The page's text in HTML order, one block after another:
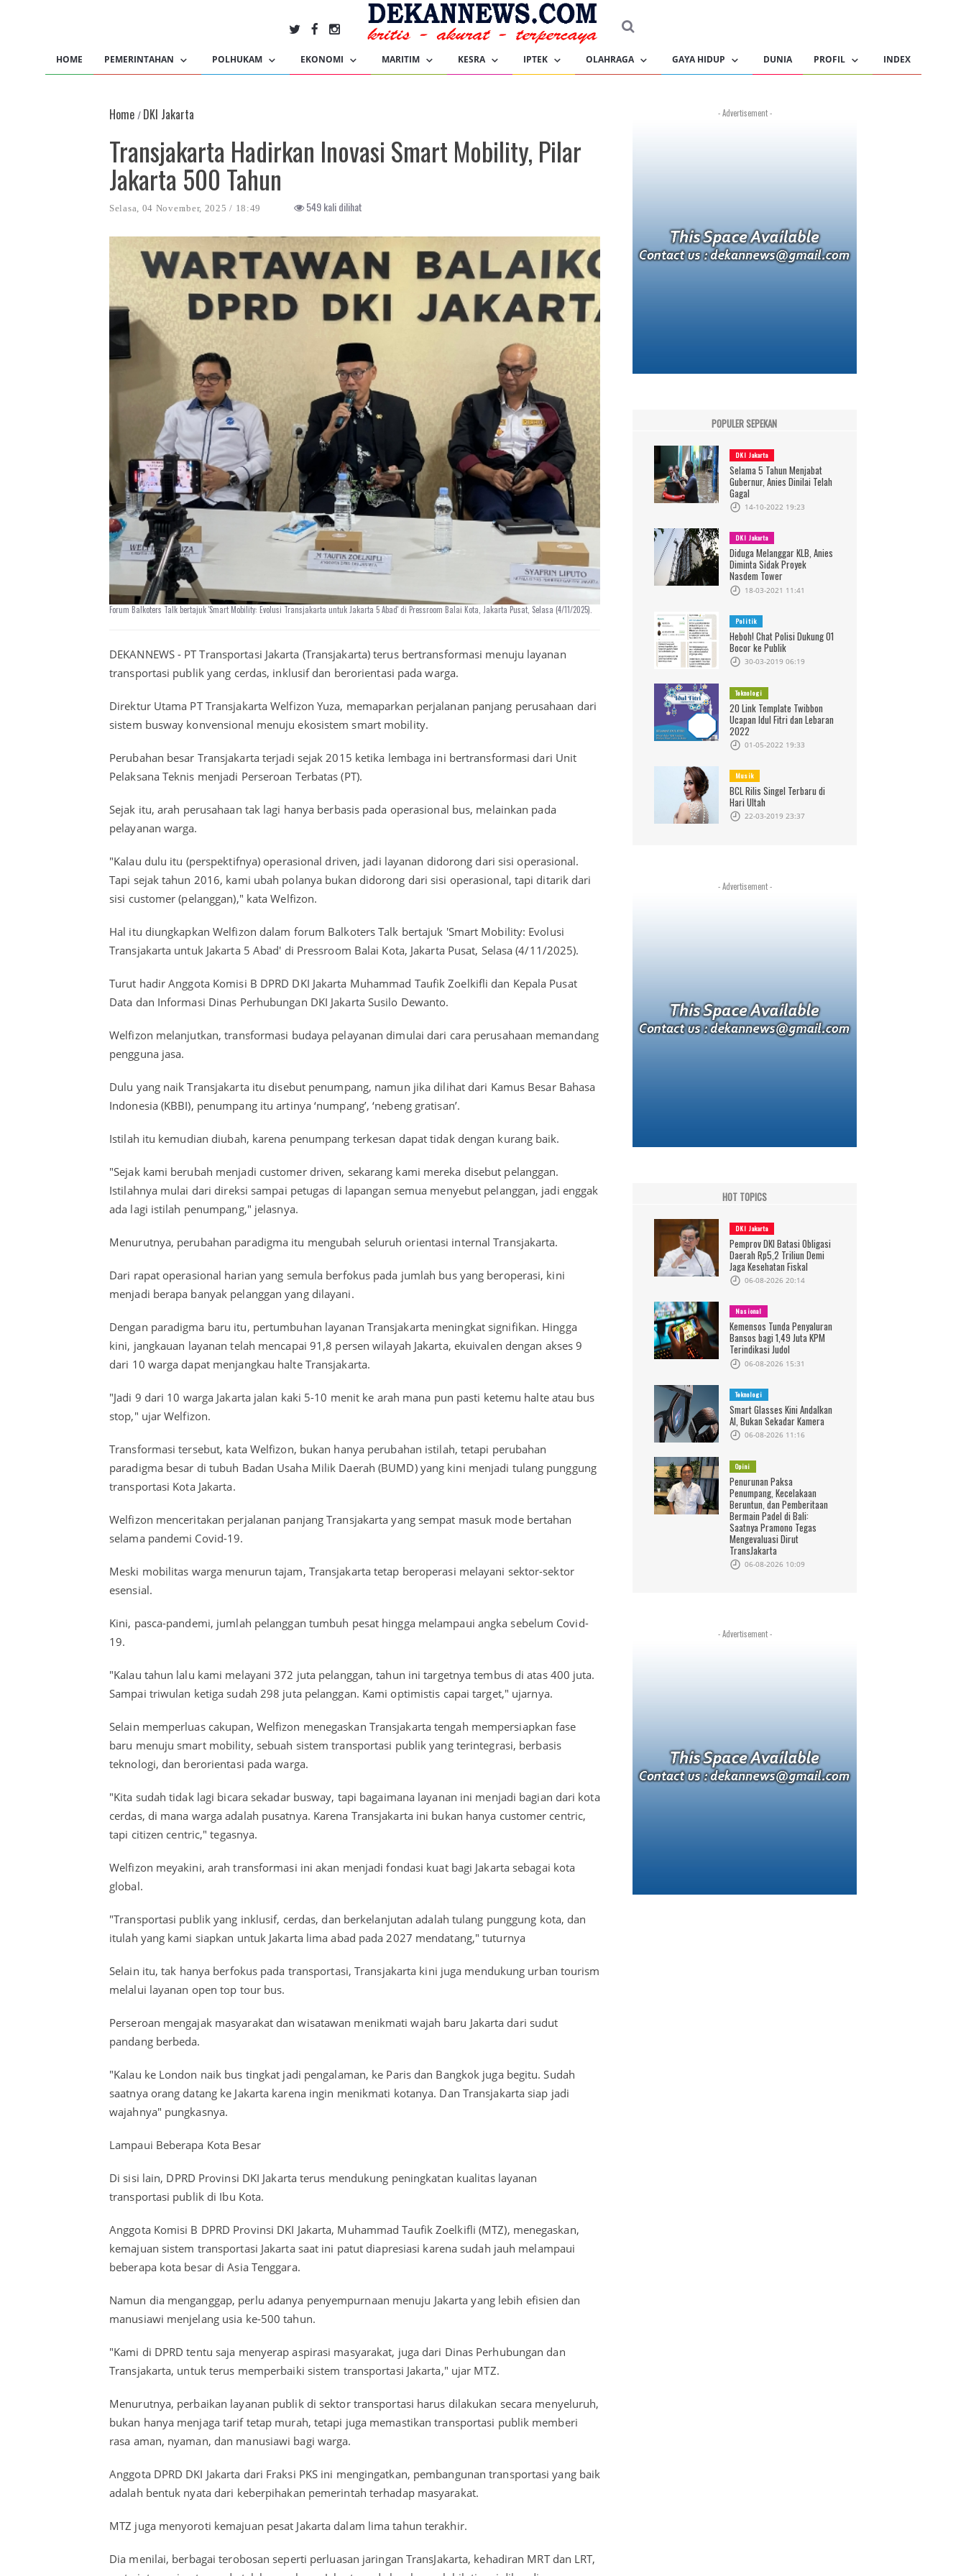
HOME PEMERINTAHAN POLHUKAM EKONOMI MARITIM KESRA IPTEK OLAHRAGA GAYA HIDUP DUNIA PROFIL INDEX
Home/DKI Jakarta
Transjakarta Hadirkan Inovasi Smart Mobility, Pilar
Jakarta 500 Tahun
Selasa, 04 November, 2025 / 18:49 549 kali dilihat
Forum Balkoters Talk bertajuk 'Smart Mobility: Evolusi Transjakarta untuk Jakarta 5 Abad' di Pressroom Balai Kota, Jakarta Pusat, Selasa (4/11/2025).
DEKANNEWS - PT Transportasi Jakarta (Transjakarta) terus bertransformasi menuju layanan
transportasi publik yang cerdas, inklusif dan berorientasi pada warga.
Direktur Utama PT Transjakarta Welfizon Yuza, memaparkan perjalanan panjang perusahaan dari
sistem busway konvensional menuju ekosistem smart mobility.
Perubahan besar Transjakarta terjadi sejak 2015 ketika lembaga ini bertransformasi dari Unit
Pelaksana Teknis menjadi Perseroan Terbatas (PT).
Sejak itu, arah perusahaan tak lagi hanya berbasis pada operasional bus, melainkan pada
pelayanan warga.
"Kalau dulu itu (perspektifnya) operasional driven, jadi layanan didorong dari sisi operasional.
Tapi sejak tahun 2016, kami ubah polanya bukan didorong dari sisi operasional, tapi ditarik dari
sisi customer (pelanggan)," kata Welfizon.
Hal itu diungkapkan Welfizon dalam forum Balkoters Talk bertajuk 'Smart Mobility: Evolusi
Transjakarta untuk Jakarta 5 Abad' di Pressroom Balai Kota, Jakarta Pusat, Selasa (4/11/2025).
Turut hadir Anggota Komisi B DPRD DKI Jakarta Muhammad Taufik Zoelkifli dan Kepala Pusat
Data dan Informasi Dinas Perhubungan DKI Jakarta Susilo Dewanto.
Welfizon melanjutkan, transformasi budaya pelayanan dimulai dari cara perusahaan memandang
pengguna jasa.
Dulu yang naik Transjakarta itu disebut penumpang, namun jika dilihat dari Kamus Besar Bahasa
Indonesia (KBBI), penumpang itu artinya ‘numpang’, ‘nebeng gratisan’.
Istilah itu kemudian diubah, karena penumpang terkesan dapat tidak dengan kurang baik.
"Sejak kami berubah menjadi customer driven, sekarang kami mereka disebut pelanggan.
Istilahnya mulai dari direksi sampai petugas di lapangan semua menyebut pelanggan, jadi enggak
ada lagi istilah penumpang," jelasnya.
Menurutnya, perubahan paradigma itu mengubah seluruh orientasi internal Transjakarta.
Dari rapat operasional harian yang semula berfokus pada jumlah bus yang beroperasi, kini
menjadi berapa banyak pelanggan yang dilayani.
Dengan paradigma baru itu, pertumbuhan layanan Transjakarta meningkat signifikan. Hingga
kini, jangkauan layanan telah mencapai 91,8 persen wilayah Jakarta, ekuivalen dengan akses 9
dari 10 warga dapat menjangkau halte Transjakarta.
"Jadi 9 dari 10 warga Jakarta jalan kaki 5-10 menit ke arah mana pun pasti ketemu halte atau bus
stop," ujar Welfizon.
Transformasi tersebut, kata Welfizon, bukan hanya perubahan istilah, tetapi perubahan
paradigma besar di tubuh Badan Usaha Milik Daerah (BUMD) yang kini menjadi tulang punggung
transportasi Kota Jakarta.
Welfizon menceritakan perjalanan panjang Transjakarta yang sempat masuk mode bertahan
selama pandemi Covid-19.
Meski mobilitas warga menurun tajam, Transjakarta tetap beroperasi melayani sektor-sektor
esensial.
Kini, pasca-pandemi, jumlah pelanggan tumbuh pesat hingga melampaui angka sebelum Covid-
19.
"Kalau tahun lalu kami melayani 372 juta pelanggan, tahun ini targetnya tembus di atas 400 juta.
Sampai triwulan ketiga sudah 298 juta pelanggan. Kami optimistis capai target," ujarnya.
Selain memperluas cakupan, Welfizon menegaskan Transjakarta tengah mempersiapkan fase
baru menuju smart mobility, sebuah sistem transportasi publik yang terintegrasi, berbasis
teknologi, dan berorientasi pada warga.
"Kita sudah tidak lagi bicara sekadar busway, tapi bagaimana layanan ini menjadi bagian dari kota
cerdas, di mana warga adalah pusatnya. Karena Transjakarta ini bukan hanya customer centric,
tapi citizen centric," tegasnya.
Welfizon meyakini, arah transformasi ini akan menjadi fondasi kuat bagi Jakarta sebagai kota
global.
"Transportasi publik yang inklusif, cerdas, dan berkelanjutan adalah tulang punggung kota, dan
itulah yang kami siapkan untuk Jakarta lima abad pada 2027 mendatang," tuturnya
Selain itu, tak hanya berfokus pada transportasi, Transjakarta kini juga mendukung urban tourism
melalui layanan open top tour bus.
Perseroan mengajak masyarakat dan wisatawan menikmati wajah baru Jakarta dari sudut
pandang berbeda.
"Kalau ke London naik bus tingkat jadi pengalaman, ke Paris dan Bangkok juga begitu. Sudah
saatnya orang datang ke Jakarta karena ingin menikmati kotanya. Dan Transjakarta siap jadi
wajahnya" pungkasnya.
Lampaui Beberapa Kota Besar
Di sisi lain, DPRD Provinsi DKI Jakarta terus mendukung peningkatan kualitas layanan
transportasi publik di Ibu Kota.
Anggota Komisi B DPRD Provinsi DKI Jakarta, Muhammad Taufik Zoelkifli (MTZ), menegaskan,
kemajuan sistem transportasi Jakarta saat ini patut diapresiasi karena sudah jauh melampaui
beberapa kota besar di Asia Tenggara.
Namun dia menganggap, perlu adanya penyempurnaan menuju Jakarta yang lebih efisien dan
manusiawi menjelang usia ke-500 tahun.
"Kami di DPRD tentu saja menyerap aspirasi masyarakat, juga dari Dinas Perhubungan dan
Transjakarta, untuk terus memperbaiki sistem transportasi Jakarta," ujar MTZ.
Menurutnya, perbaikan layanan publik di sektor transportasi harus dilakukan secara menyeluruh,
bukan hanya menjaga tarif tetap murah, tetapi juga memastikan transportasi publik memberi
rasa aman, nyaman, dan manusiawi bagi warga.
Anggota DPRD DKI Jakarta dari Fraksi PKS ini mengingatkan, pembangunan transportasi yang baik
adalah bentuk nyata dari keberpihakan pemerintah terhadap masyarakat.
MTZ juga menyoroti kemajuan pesat Jakarta dalam lima tahun terakhir.
Dia menilai, berbagai terobosan seperti perluasan jaringan TransJakarta, kehadiran MRT dan LRT,
- Advertisement -
POPULER SEPEKAN
DKI Jakarta
Selama 5 Tahun Menjabat
Gubernur, Anies Dinilai Telah
Gagal
14-10-2022 19:23
DKI Jakarta
Diduga Melanggar KLB, Anies
Diminta Sidak Proyek
Nasdem Tower
18-03-2021 11:41
Politik
Heboh! Chat Polisi Dukung 01
Bocor ke Publik
30-03-2019 06:19
Teknologi
20 Link Template Twibbon
Ucapan Idul Fitri dan Lebaran
2022
01-05-2022 19:33
Musik
BCL Rilis Singel Terbaru di
Hari Ultah
22-03-2019 23:37
- Advertisement -
HOT TOPICS
DKI Jakarta
Pemprov DKI Batasi Obligasi
Daerah Rp5,2 Triliun Demi
Jaga Kesehatan Fiskal
06-08-2026 20:14
Nasional
Kemensos Tunda Penyaluran
Bansos bagi 1,49 Juta KPM
Terindikasi Judol
06-08-2026 15:31
Teknologi
Smart Glasses Kini Andalkan
AI, Bukan Sekadar Kamera
06-08-2026 11:16
Opini
Penurunan Paksa
Penumpang, Kecelakaan
Beruntun, dan Pemberitaan
Bermain Padel di Bali:
Saatnya Pramono Tegas
Mengevaluasi Dirut
TransJakarta
06-08-2026 10:09
- Advertisement -